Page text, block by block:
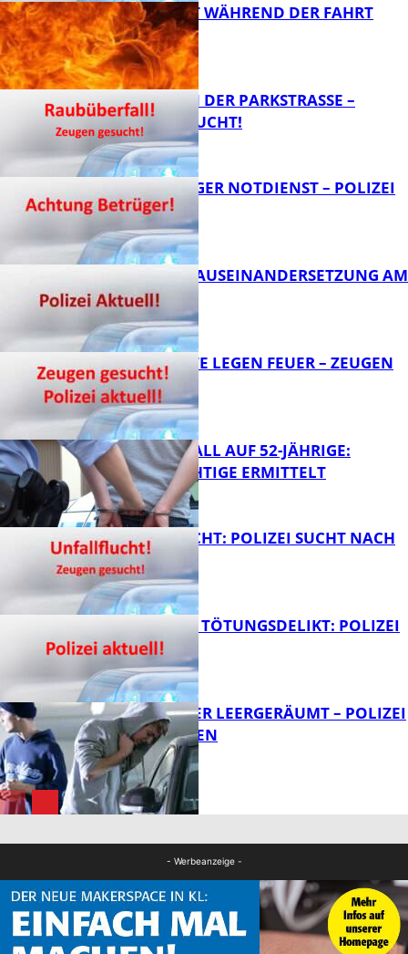
FB News
AUTO FÄNGT WÄHREND DER FAHRT
FEUER
ÜBERFALL IN DER PARKSTRASSE – Z
EUGEN GESUCHT!
FRAGWÜRDIGER NOTDIENST – POLIZEI
WARNT
HANDFESTE AUSEINANDERSETZUNG AM
PFAFFPLATZ
FB News
UNBEKANNTE LEGEN FEUER – ZEUGEN
GESUCHT!
RAUBÜBERFALL AUF 52-JÄHRIGE:
TATVERDÄCHTIGE ERMITTELT
UNFALLFLUCHT: POLIZEI SUCHT NACH
ZEUGEN
FB News
VERSUCHTES TÖTUNGSDELIKT: POLIZEI
ERMITTELT
TRANSPORTER LEERGERÄUMT – POLIZEI
SUCHT ZEUGEN
- Werbeanzeige -